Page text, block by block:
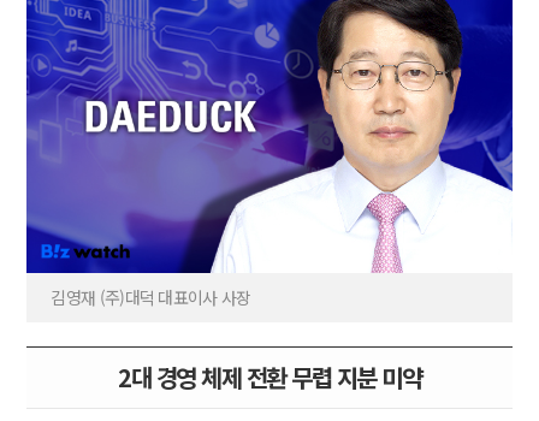
김영재 (주)대덕 대표이사 사장
2대 경영 체제 전환 무렵 지분 미약